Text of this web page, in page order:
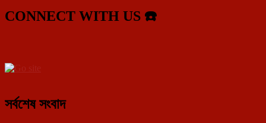
CONNECT WITH US ☎️
সর্বশেষ সংবাদ